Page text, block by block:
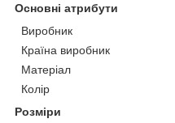
Основні атрибути
Виробник
Країна виробник
Матеріал
Колір
Розміри